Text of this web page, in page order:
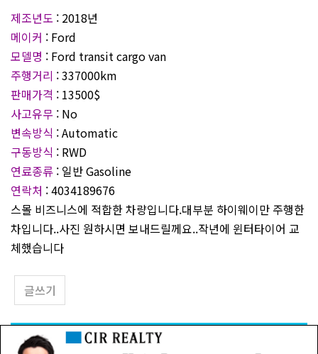
제조년도 : 2018년
메이커 : Ford
모델명 : Ford transit cargo van
주행거리 : 337000km
판매가격 : 13500$
사고유무 : No
변속방식 : Automatic
구동방식 : RWD
연료종류 : 일반 Gasoline
연락처 : 4034189676
스몰 비즈니스에 적합한 차량입니다.대부분 하이웨이만 주행한
차입니다..사진 원하시면 보내드릴께요..작년에 윈터타이어 교
체했습니다
글쓰기